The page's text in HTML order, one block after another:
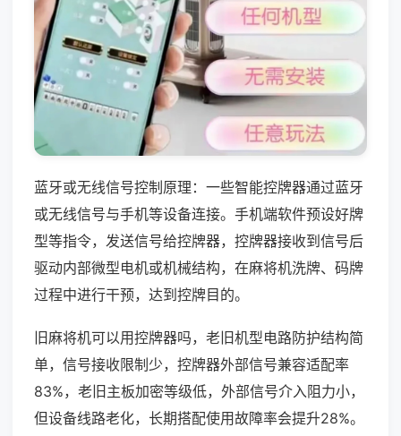
蓝牙或无线信号控制原理：一些智能控牌器通过蓝牙
或无线信号与手机等设备连接。手机端软件预设好牌
型等指令，发送信号给控牌器，控牌器接收到信号后
驱动内部微型电机或机械结构，在麻将机洗牌、码牌
过程中进行干预，达到控牌目的。
旧麻将机可以用控牌器吗，老旧机型电路防护结构简
单，信号接收限制少，控牌器外部信号兼容适配率
83%，老旧主板加密等级低，外部信号介入阻力小，
但设备线路老化，长期搭配使用故障率会提升28%。